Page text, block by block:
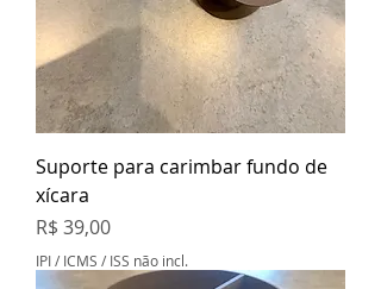
Suporte para carimbar fundo de
xícara
Preço
R$ 39,00
IPI / ICMS / ISS não incl.